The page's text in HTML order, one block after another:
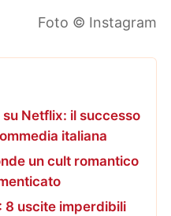
Foto © Instagram
Netflix: il successo
italiana
un cult romantico
8 uscite imperdibili